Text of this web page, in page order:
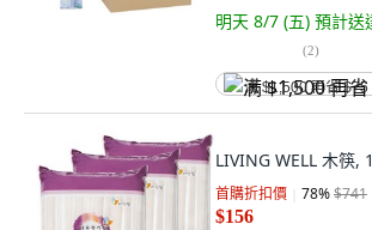
明天 8/7 (五) 預計送
(2)
满 $1,500 再省 $75
LIVING WELL 木筷,
首購折扣價 78%$741
$156